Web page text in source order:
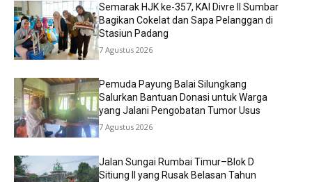
Semarak HJK ke-357, KAI Divre II Sumbar
Bagikan Cokelat dan Sapa Pelanggan di
Stasiun Padang
7 Agustus 2026
Pemuda Payung Balai Silungkang
Salurkan Bantuan Donasi untuk Warga
yang Jalani Pengobatan Tumor Usus
7 Agustus 2026
Jalan Sungai Rumbai Timur–Blok D
Sitiung II yang Rusak Belasan Tahun